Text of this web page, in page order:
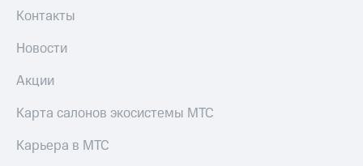
Контакты
Новости
Акции
Карта салонов экосистемы МТС
Карьера в МТС